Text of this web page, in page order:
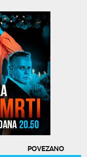
POVEZANO